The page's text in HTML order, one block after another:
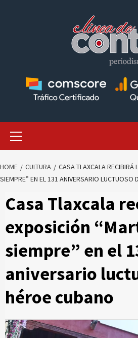
HOME CULTURA
CASA TLAXCALA RECIBIRÁ
SIEMPRE” EN EL 131 ANIVERSARIO LUCTUOSO
Casa Tlaxcala
exposición
siempre” en el
aniversario
héroe cubano